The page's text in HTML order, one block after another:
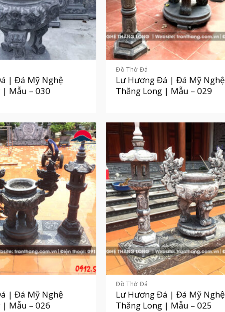
| Đá Mỹ Nghệ
| Mẫu – 030
Đồ Thờ Đá
Lư Hương Đá | Đá Mỹ Nghệ
Thăng Long | Mẫu – 029
| Đá Mỹ Nghệ
| Mẫu – 026
Đồ Thờ Đá
Lư Hương Đá | Đá Mỹ Nghệ
Thăng Long | Mẫu – 025